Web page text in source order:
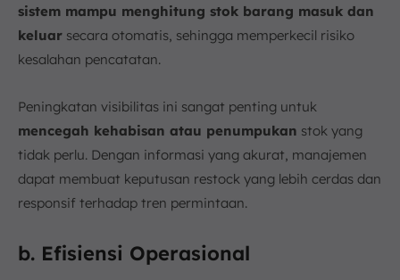
sistem mampu menghitung stok barang masuk dan
keluar secara otomatis, sehingga memperkecil risiko
kesalahan pencatatan.
Peningkatan visibilitas ini sangat penting untuk
mencegah kehabisan atau penumpukan stok yang
tidak perlu. Dengan informasi yang akurat, manajemen
dapat membuat keputusan restock yang lebih cerdas dan
responsif terhadap tren permintaan.
b. Efisiensi Operasional